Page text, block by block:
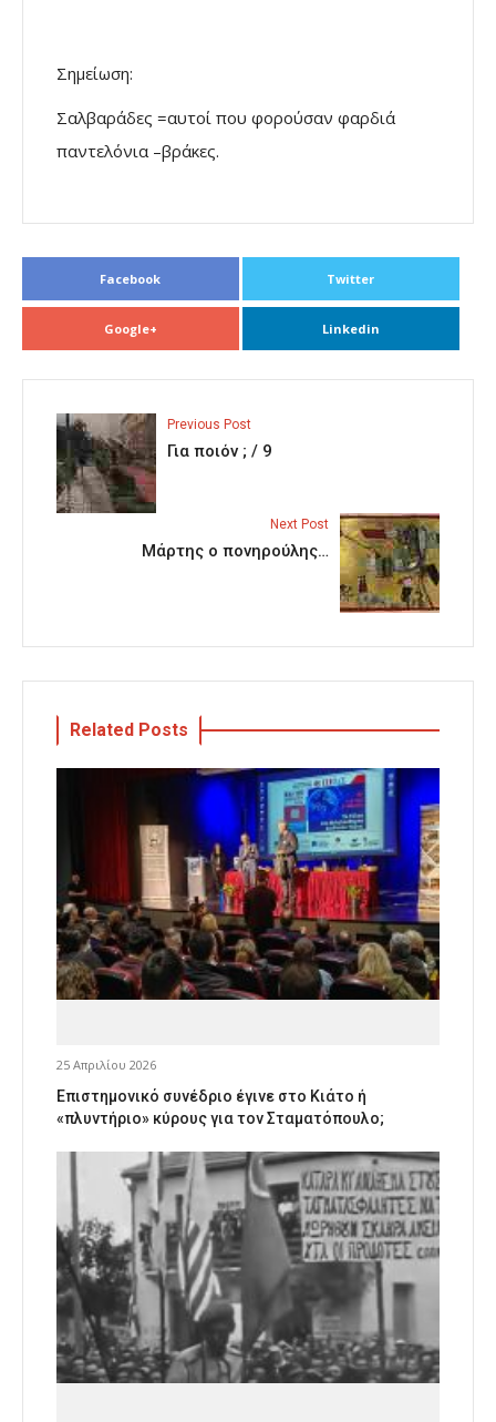
Σημείωση:
Σαλβαράδες =αυτοί που φορούσαν φαρδιά
παντελόνια –βράκες.
Facebook Twitter
Google+ Linkedin
Previous Post
Για ποιόν ; / 9
Next Post
Μάρτης ο πονηρούλης…
Related Posts
25 Απριλίου 2026
Επιστημονικό συνέδριο έγινε στο Κιάτο ή
«πλυντήριο» κύρους για τον Σταματόπουλο;